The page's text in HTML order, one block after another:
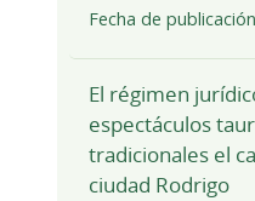
Fecha de publicación
El régimen
espectáculos
tradicionales el
ciudad Rodrigo